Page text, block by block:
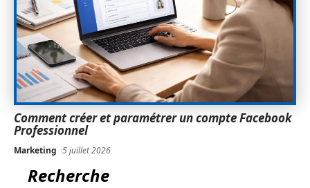
Comment créer et paramétrer un compte Facebook
Professionnel
Marketing 5 juillet 2026
Recherche